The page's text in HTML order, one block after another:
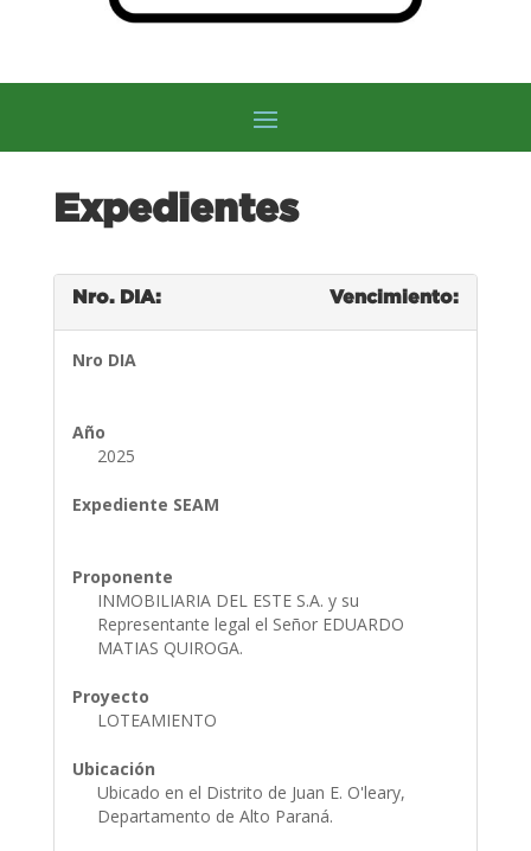
Expedientes
Nro. DIA: Vencimiento:
Nro DIA
Año
2025
Expediente SEAM
Proponente
INMOBILIARIA DEL ESTE S.A. y su
Representante legal el Señor EDUARDO
MATIAS QUIROGA.
Proyecto
LOTEAMIENTO
Ubicación
Ubicado en el Distrito de Juan E. O'leary,
Departamento de Alto Paraná.